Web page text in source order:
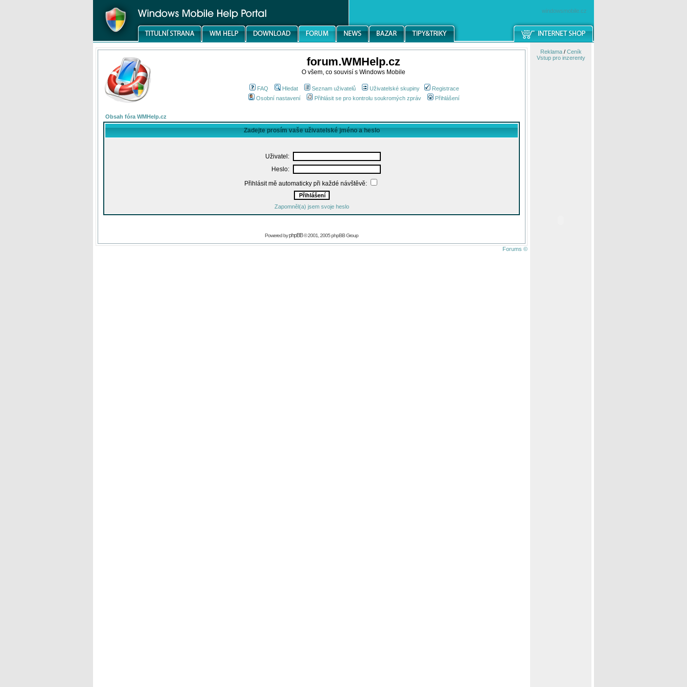
windowsmobile.cz
forum.WMHelp.cz
O všem, co souvisí s Windows Mobile
FAQ Hledat Seznam uživatelů Uživatelské skupiny
Registrace
Osobní nastavení
Přihlásit se pro kontrolu soukromých zpráv Přihlášení
Obsah fóra WMHelp.cz
Zadejte prosím vaše uživatelské jméno a heslo
Uživatel:
Heslo:
Přihlásit mě automaticky při každé návštěvě:
Zapomněl(a) jsem svoje heslo
Powered byphpBB© 2001, 2005 phpBB Group
Forums ©
Reklama/ Ceník
Vstup pro inzerenty